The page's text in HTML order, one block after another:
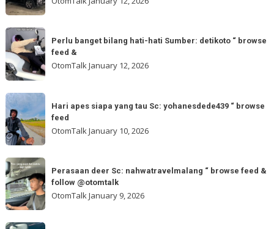
browse
&
follow
performanceautogarage
“
browse
feed
&
@otomtalk
Perlu
banget
bilang
hati-
hati
Sumber:
detikoto
“
feed
&
Perlu banget bilang hati-hati Sumber: detikoto “ browse
feed &
OtomTalkJanuary 12, 2026
Hari
apes
siapa
yang
tau
Sc:
yohanesdede439
“
Hari apes siapa yang tau Sc: yohanesdede439 “ browse
feed
OtomTalkJanuary 10, 2026
Perasaan
deer
Sc:
nahwatravelmalang
“
Perasaan deer Sc: nahwatravelmalang “ browse feed &
follow @otomtalk
OtomTalkJanuary 9, 2026